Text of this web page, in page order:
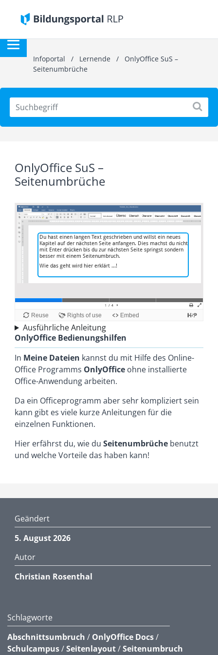
Infoportal / Lernende / OnlyOffice SuS –
Seitenumbrüche
OnlyOffice SuS –
Seitenumbrüche
Ausführliche Anleitung
OnlyOffice Bedienungshilfen
In Meine Dateien kannst du mit Hilfe des Online-
Office Programms OnlyOffice ohne installierte
Office-Anwendung arbeiten.
Da ein Officeprogramm aber sehr kompliziert sein
kann gibt es viele kurze Anleitungen für die
einzelnen Funktionen.
Hier erfährst du, wie du Seitenumbrüche benutzt
und welche Vorteile das haben kann!
Geändert
5. August 2026
Autor
Christian Rosenthal
Schlagworte
Abschnittsumbruch / OnlyOffice Docs/
Schulcampus/Seitenlayout/Seitenumbruch